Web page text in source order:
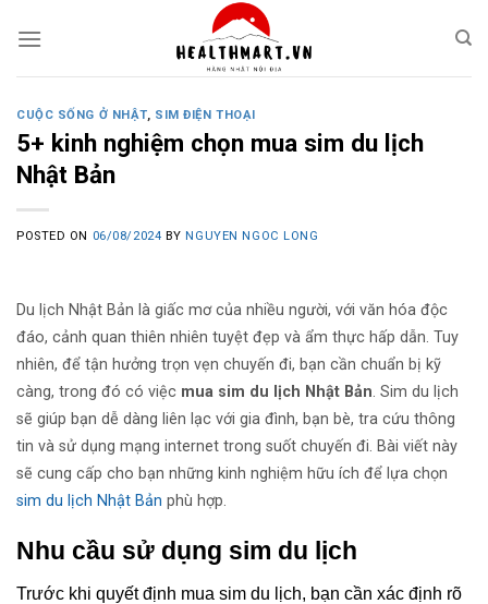
CUỘC SỐNG Ở NHẬT, SIM ĐIỆN THOẠI
5+ kinh nghiệm chọn mua sim du lịch
Nhật Bản
POSTED ON 06/08/2024 BY NGUYEN NGOC LONG
Du lịch Nhật Bản là giấc mơ của nhiều người, với văn hóa độc
đáo, cảnh quan thiên nhiên tuyệt đẹp và ẩm thực hấp dẫn. Tuy
nhiên, để tận hưởng trọn vẹn chuyến đi, bạn cần chuẩn bị kỹ
càng, trong đó có việc mua sim du lịch Nhật Bản. Sim du lịch
sẽ giúp bạn dễ dàng liên lạc với gia đình, bạn bè, tra cứu thông
tin và sử dụng mạng internet trong suốt chuyến đi. Bài viết này
sẽ cung cấp cho bạn những kinh nghiệm hữu ích để lựa chọn
sim du lịch Nhật Bản phù hợp.
Nhu cầu sử dụng sim du lịch
Trước khi quyết định mua sim du lịch, bạn cần xác định rõ